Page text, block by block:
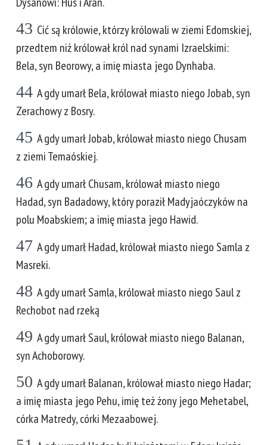
43 Cić są królowie, którzy królowali w ziemi Edomskiej,
przedtem niż królował król nad synami Izraelskimi:
Bela, syn Beorowy, a imię miasta jego Dynhaba.
44 A gdy umarł Bela, królował miasto niego Jobab, syn
Zerachowy z Bosry.
45 A gdy umarł Jobab, królował miasto niego Chusam
z ziemi Temaóskiej.
46 A gdy umarł Chusam, królował miasto niego
Hadad, syn Badadowy, który poraził Madyjaóczyków na
polu Moabskiem; a imię miasta jego Hawid.
47 A gdy umarł Hadad, królował miasto niego Samla z
Masreki.
48 A gdy umarł Samla, królował miasto niego Saul z
Rechobot nad rzeką
49 A gdy umarł Saul, królował miasto niego Balanan,
syn Achoborowy.
50 A gdy umarł Balanan, królował miasto niego Hadar;
a imię miasta jego Pehu, imię też żony jego Mehetabel,
córka Matredy, córki Mezaabowej.